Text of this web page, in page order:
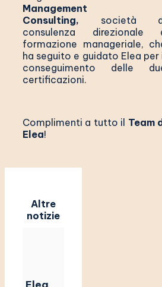
Management
Consulting, società
consulenza direzionale
formazione manageriale,
ha seguito e guidato Elea per
conseguimento delle
certificazioni.
Complimenti a tutto il Team
Elea!
Altre
notizie